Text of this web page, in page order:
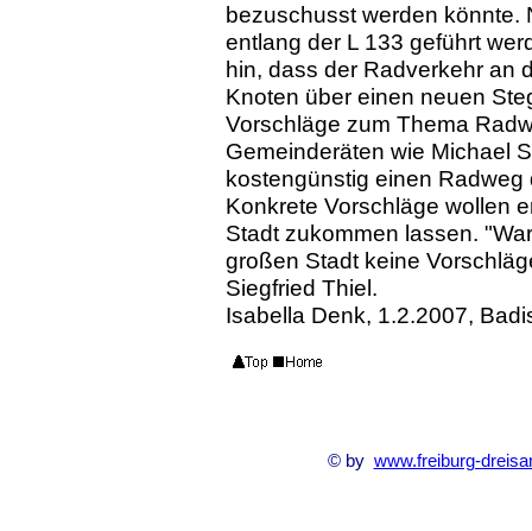
bezuschusst werden könnte.
entlang der L 133 geführt
hin, dass der Radverkehr an
Knoten über einen neuen
Vorschläge zum Thema
Gemeinderäten wie Michael
kostengünstig einen
Konkrete Vorschläge wollen
Stadt zukommen lassen.
großen Stadt keine
Siegfried Thiel.
Isabella Denk, 1.2.2007,
© by www.freiburg-